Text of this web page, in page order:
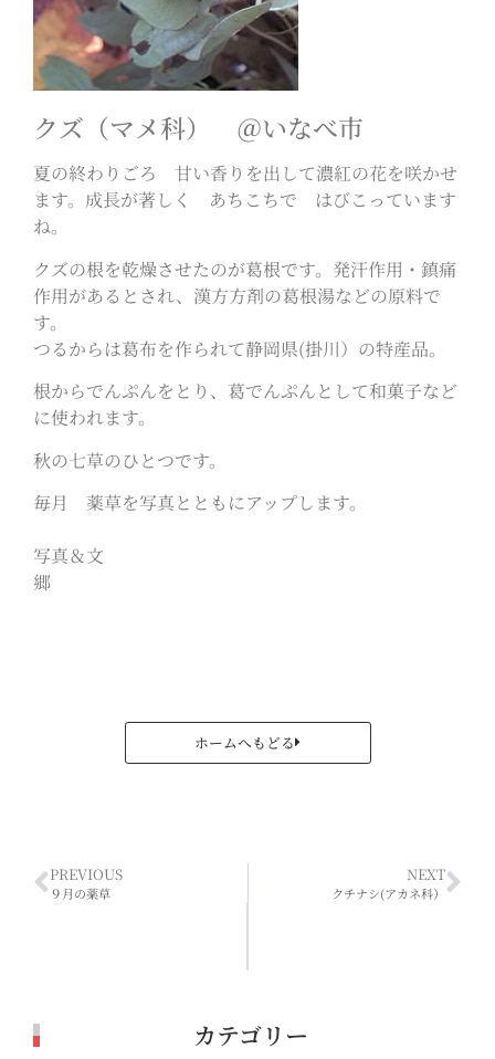
クズ（マメ科） ＠いなべ市
夏の終わりごろ 甘い香りを出して濃紅の花を咲かせ
ます。成長が著しく あちこちで はびこっています
ね。
クズの根を乾燥させたのが葛根です。発汗作用・鎮痛
作用があるとされ、漢方方剤の葛根湯などの原料で
す。
つるからは葛布を作られて静岡県(掛川）の特産品。
根からでんぷんをとり、葛でんぷんとして和菓子など
に使われます。
秋の七草のひとつです。
毎月 薬草を写真とともにアップします。
写真＆文
郷
ホームへもどる
PREVIOUS
９月の薬草
NEXT
クチナシ(アカネ科）
カテゴリー